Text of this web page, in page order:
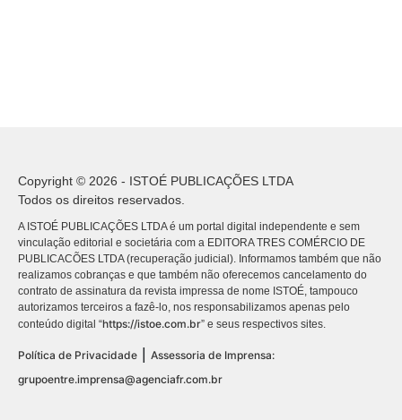
Copyright © 2026 - ISTOÉ PUBLICAÇÕES LTDA
Todos os direitos reservados.
A ISTOÉ PUBLICAÇÕES LTDA é um portal digital independente e sem
vinculação editorial e societária com a EDITORA TRES COMÉRCIO DE
PUBLICACÕES LTDA (recuperação judicial). Informamos também que não
realizamos cobranças e que também não oferecemos cancelamento do
contrato de assinatura da revista impressa de nome ISTOÉ, tampouco
autorizamos terceiros a fazê-lo, nos responsabilizamos apenas pelo
conteúdo digital “https://istoe.com.br” e seus respectivos sites.
Política de Privacidade
Assessoria de Imprensa:
grupoentre.imprensa@agenciafr.com.br